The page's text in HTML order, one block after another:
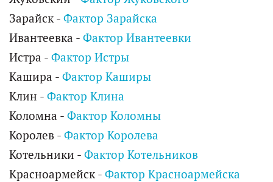
Зарайск - Фактор Зарайска
Ивантеевка - Фактор Ивантеевки
Истра - Фактор Истры
Кашира - Фактор Каширы
Клин - Фактор Клина
Коломна - Фактор Коломны
Королев - Фактор Королева
Котельники - Фактор Котельников
Красноармейск - Фактор Красноармейска